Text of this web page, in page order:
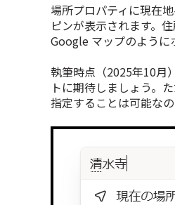
場所プロパティに現在
ピンが表示されます。
Google マップのように
執筆時点（2025年10月
トに期待しましょう。
指定することは可能な